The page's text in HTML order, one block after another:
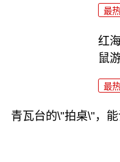
最热
红
鼠
最热
青瓦台的\"拍桌\"，